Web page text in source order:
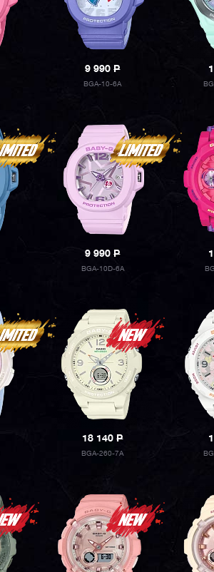
9 990P
BGA-10-6A
9 990P
BGA-10D-6A
18 140P
BGA-260-7A